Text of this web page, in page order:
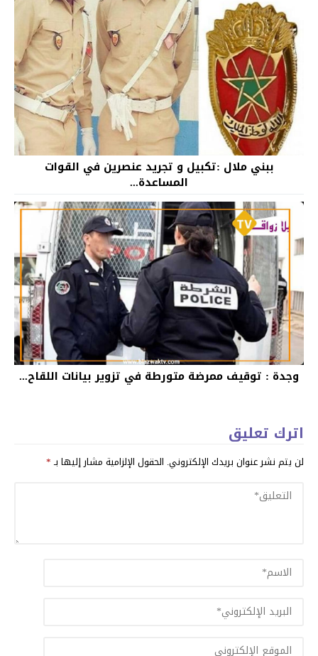
ببني ملال :تكبيل و تجريد عنصرين في القوات
المساعدة...
وجدة : توقيف ممرضة متورطة في تزوير بيانات اللقاح...
اترك تعليق
لن يتم نشر عنوان بريدك الإلكتروني. الحقول الإلزامية مشار إليها بـ*